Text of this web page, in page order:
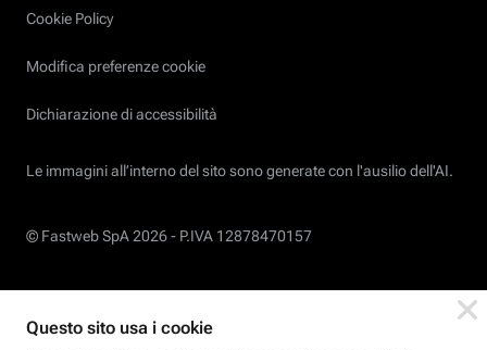
Cookie Policy
Modifica preferenze cookie
Dichiarazione di accessibilità
Le immagini all’interno del sito sono generate con l'ausilio dell'AI.
© Fastweb SpA 2026 - P.IVA 12878470157